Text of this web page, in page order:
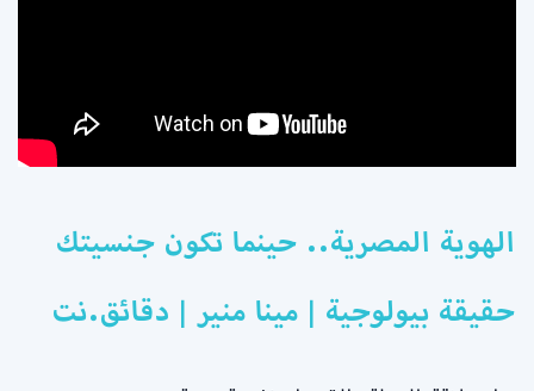
الهوية المصرية.. حينما تكون جنسيتك
حقيقة بيولوجية | مينا منير | دقائق.نت